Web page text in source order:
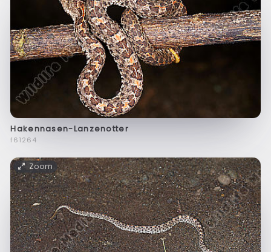
Hakennasen-Lanzenotter
f61264
Zoom